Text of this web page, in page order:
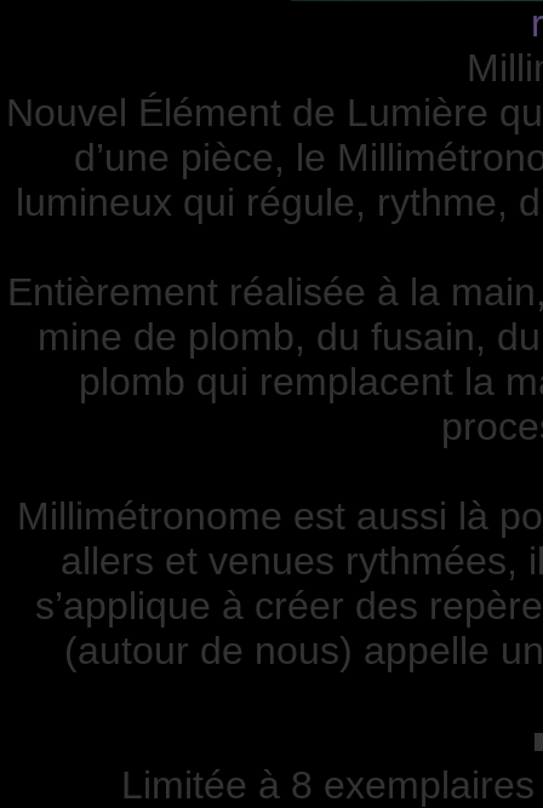
Nouvel Élément de Lumière
d’une pièce, le
lumineux qui régule, rythme,
Entièrement réalisée à la
mine de plomb, du fusain,
plomb qui remplacent la
Millimétronome est aussi là
allers et venues rythmées,
s’applique à créer des
(autour de nous) appelle
Limitée à 8